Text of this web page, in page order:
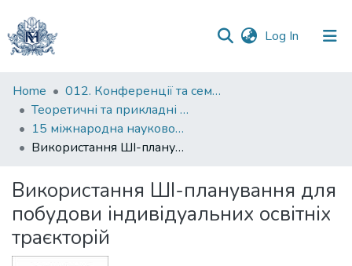
Log In (current)
Communities
&
Collections
All of DSpace
Statistics
Home
012. Конференції та семінари НаУКМА
Теоретичні та прикладні аспекти побудови програмних систем
15 міжнародна науково-практична конференція
Використання ШІ-планування для побудови індивідуальних освітніх траєкторій
Використання ШІ-планування для
побудови індивідуальних освітніх
траєкторій